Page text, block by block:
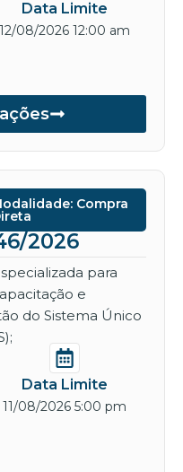
Data Limite
12/08/2026 12:00 am
Compra
2026
para
e
do Sistema Único
Data Limite
11/08/2026 5:00 pm